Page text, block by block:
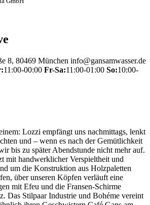
8, 80469 München info@gansamwasser.de
11:00-00:00 Fr-Sa:11:00-01:00 So:10:00-
Lozzi empfängt uns nachmittags, lenkt
und – wenn es nach der Gemütlichkeit
bis zu später Abendstunde nicht mehr auf.
mit handwerklicher Verspieltheit und
um die Konstruktion aus Holzpaletten
über unseren Köpfen verläuft eine
mit Efeu und die Fransen-Schirme
Das Stilpaar Industrie und Bohéme vereint